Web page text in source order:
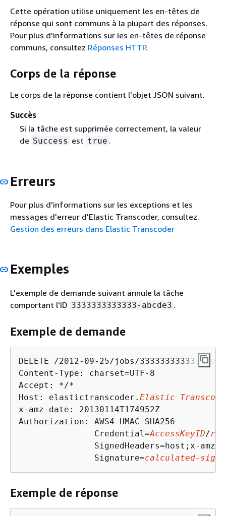
Cette opération utilise uniquement les en-têtes de
réponse qui sont communs à la plupart des réponses.
Pour plus d'informations sur les en-têtes de réponse
communs, consultez Réponses HTTP.
Corps de la réponse
Le corps de la réponse contient l'objet JSON suivant.
Succès
Si la tâche est supprimée correctement, la valeur
de Success est true .
Erreurs
Pour plus d'informations sur les exceptions et les
messages d'erreur d'Elastic Transcoder, consultez.
Gestion des erreurs dans Elastic Transcoder
Exemples
L'exemple de demande suivant annule la tâche
comportant l'ID 3333333333333-abcde3 .
Exemple de demande
DELETE /2012-09-25/jobs/3333333333333-
Content-Type: charset=UTF-8
Accept: */*
Host: elastictranscoder. Elastic
x-amz-date: 20130114T174952Z
Authorization: AWS4-HMAC-SHA256
               Credential=
AccessKeyID/
SignedHeaders=host;x-amz-
               Signature=
calculated-
Exemple de réponse